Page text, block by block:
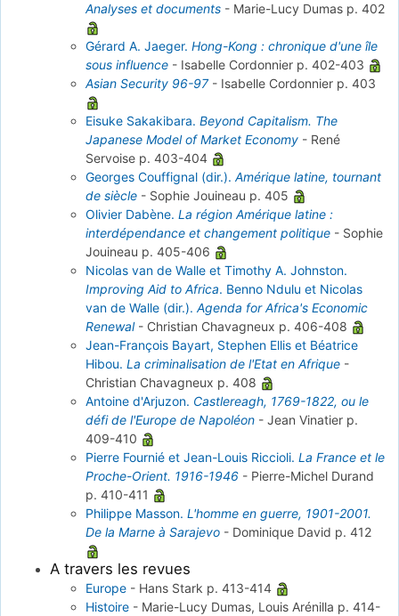
Analyses et documents - Marie-Lucy Dumas p. 402
Gérard A. Jaeger. Hong-Kong : chronique d'une île
sous influence - Isabelle Cordonnier p. 402-403
Asian Security 96-97- Isabelle Cordonnier p. 403
Eisuke Sakakibara. Beyond Capitalism. The
Japanese Model of Market Economy - René
Servoise p. 403-404
Georges Couffignal (dir.). Amérique latine, tournant
de siècle - Sophie Jouineau p. 405
Olivier Dabène. La région Amérique latine :
interdépendance et changement politique - Sophie
Jouineau p. 405-406
Nicolas van de Walle et Timothy A. Johnston.
Improving Aid to Africa. Benno Ndulu et Nicolas
van de Walle (dir.). Agenda for Africa's Economic
Renewal- Christian Chavagneux p. 406-408
Jean-François Bayart, Stephen Ellis et Béatrice
Hibou. La criminalisation de l'Etat en Afrique -
Christian Chavagneux p. 408
Antoine d'Arjuzon. Castlereagh, 1769-1822, ou le
défi de l'Europe de Napoléon - Jean Vinatier p.
409-410
Pierre Fournié et Jean-Louis Riccioli. La France et le
Proche-Orient. 1916-1946 - Pierre-Michel Durand
p. 410-411
Philippe Masson. L'homme en guerre, 1901-2001.
De la Marne à Sarajevo - Dominique David p. 412
A travers les revues
Europe - Hans Stark p. 413-414
Histoire - Marie-Lucy Dumas, Louis Arénilla p. 414-